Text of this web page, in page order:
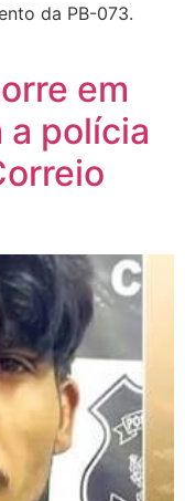
da PB-073.
em
polícia